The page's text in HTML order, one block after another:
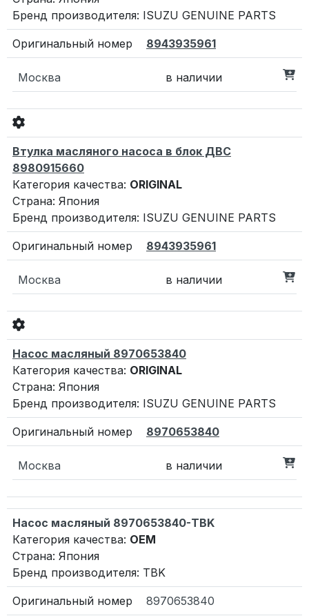
Бренд производителя: ISUZU GENUINE PARTS
8943935961
Москва в наличии
Втулка масляного насоса в блок ДВС
8980915660
Категория качества: ORIGINAL
Страна: Япония
Бренд производителя: ISUZU GENUINE PARTS
8943935961
Москва в наличии
Насос масляный 8970653840
Категория качества: ORIGINAL
Страна: Япония
Бренд производителя: ISUZU GENUINE PARTS
8970653840
Москва в наличии
Насос масляный 8970653840-TBK
Категория качества: OEM
Страна: Япония
Бренд производителя: TBK
8970653840